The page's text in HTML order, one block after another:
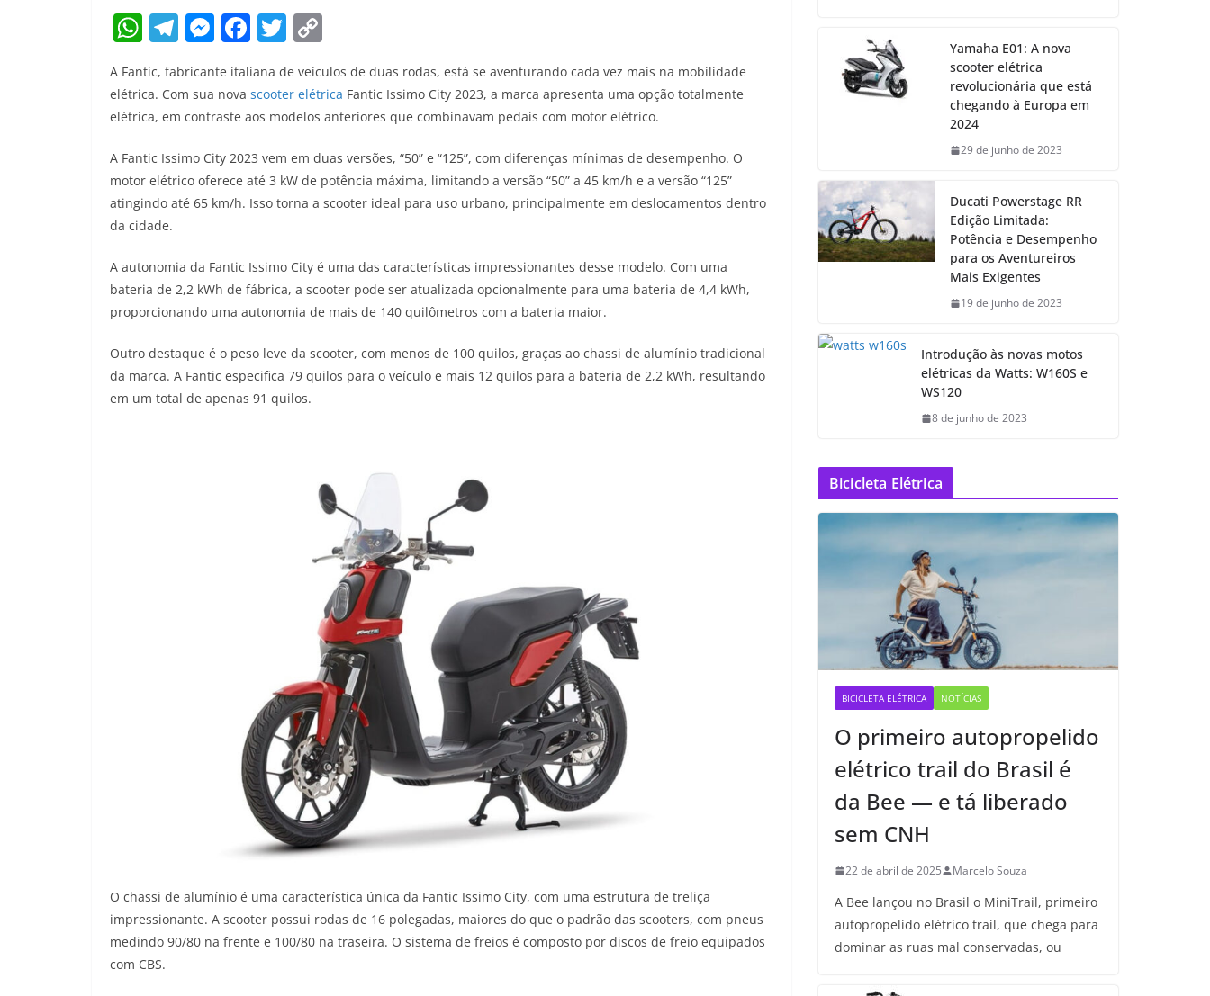
W
h
at
s
A
p
p
T
el
e
gr
a
m
M
ss
e
g
er
F
a
c
e
o
o
T
itt
er
o
p
y
n
k
A Fantic, fabricante italiana de veículos de duas rodas, está se aventurando cada vez mais na mobilidade
elétrica. Com sua nova scooter elétrica Fantic Issimo City 2023, a marca apresenta uma opção totalmente
elétrica, em contraste aos modelos anteriores que combinavam pedais com motor elétrico.
A Fantic Issimo City 2023 vem em duas versões, “50” e “125”, com diferenças mínimas de desempenho. O
motor elétrico oferece até 3 kW de potência máxima, limitando a versão “50” a 45 km/h e a versão “125”
atingindo até 65 km/h. Isso torna a scooter ideal para uso urbano, principalmente em deslocamentos dentro
da cidade.
A autonomia da Fantic Issimo City é uma das características impressionantes desse modelo. Com uma
bateria de 2,2 kWh de fábrica, a scooter pode ser atualizada opcionalmente para uma bateria de 4,4 kWh,
proporcionando uma autonomia de mais de 140 quilômetros com a bateria maior.
Outro destaque é o peso leve da scooter, com menos de 100 quilos, graças ao chassi de alumínio tradicional
da marca. A Fantic especifica 79 quilos para o veículo e mais 12 quilos para a bateria de 2,2 kWh, resultando
em um total de apenas 91 quilos.
O chassi de alumínio é uma característica única da Fantic Issimo City, com uma estrutura de treliça
impressionante. A scooter possui rodas de 16 polegadas, maiores do que o padrão das scooters, com pneus
medindo 90/80 na frente e 100/80 na traseira. O sistema de freios é composto por discos de freio equipados
com CBS.
Yamaha E01: A nova
scooter elétrica
revolucionária que está
chegando à Europa em
2024
29 de junho de 2023
Ducati Powerstage RR
Edição Limitada:
Potência e Desempenho
para os Aventureiros
Mais Exigentes
19 de junho de 2023
Introdução às novas motos
elétricas da Watts: W160S e
WS120
8 de junho de 2023
Bicicleta Elétrica
BICICLETA ELÉTRICA NOTÍCIAS
O primeiro autopropelido
elétrico trail do Brasil é
da Bee — e tá liberado
sem CNH
22 de abril de 2025 Marcelo Souza
A Bee lançou no Brasil o MiniTrail, primeiro
autopropelido elétrico trail, que chega para
dominar as ruas mal conservadas, ou